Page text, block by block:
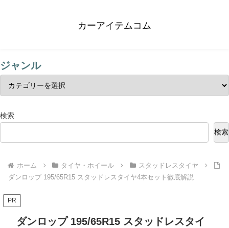
カーアイテムコム
ジャンル
検索
検索
ホーム タイヤ・ホイール
スタッドレスタイヤ
ダンロップ 195/65R15 スタッドレスタイヤ4本セット徹底解説
PR
ダンロップ 195/65R15 スタッドレスタイ